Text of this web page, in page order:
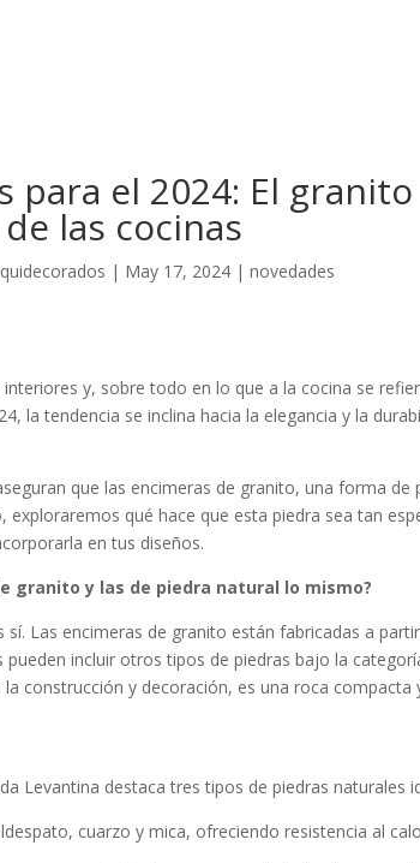
para el 2024: El
las cocinas
| May 17, 2024 |novedades
y, sobre todo en lo que a la cocina se
la tendencia se inclina hacia la elegancia y la
que las encimeras de granito, una forma
exploraremos qué hace que esta piedra sea tan
en tus diseños.
granito y las de piedra natural lo mismo?
sí. Las encimeras de granito están fabricadas a
incluir otros tipos de piedras bajo la
construcción y decoración, es una roca compacta
Levantina destaca tres tipos de piedras naturales
cuarzo y mica, ofreciendo resistencia al